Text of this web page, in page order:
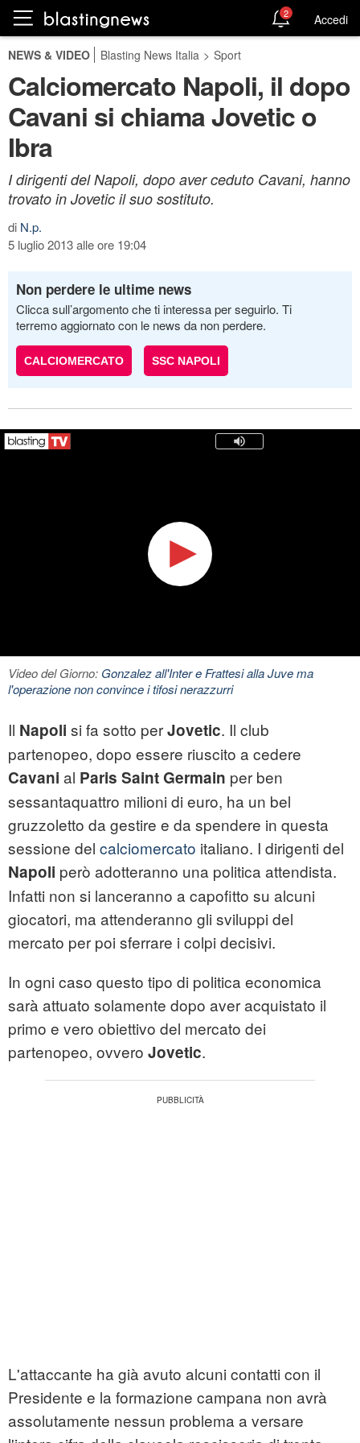
2 Accedi
NEWS & VIDEO Blasting News Italia > Sport
Calciomercato Napoli, il dopo
Cavani si chiama Jovetic o
Ibra
I dirigenti del Napoli, dopo aver ceduto Cavani, hanno
trovato in Jovetic il suo sostituto.
di N.p.
5 luglio 2013 alle ore 19:04
Non perdere le ultime news
Clicca sull’argomento che ti interessa per seguirlo. Ti
terremo aggiornato con le news da non perdere.
CALCIOMERCATO SSC NAPOLI
Video del Giorno: Gonzalez all'Inter e Frattesi alla Juve ma
l'operazione non convince i tifosi nerazzurri
Il Napoli si fa sotto perJovetic. Il club
partenopeo, dopo essere riuscito a cedere
Cavani al Paris Saint Germain per ben
sessantaquattro milioni di euro, ha un bel
gruzzoletto da gestire e da spendere in questa
sessione del calciomercato italiano. I dirigenti del
Napoli però adotteranno una politica attendista.
Infatti non si lanceranno a capofitto su alcuni
giocatori, ma attenderanno gli sviluppi del
mercato per poi sferrare i colpi decisivi.
In ogni caso questo tipo di politica economica
sarà attuato solamente dopo aver acquistato il
primo e vero obiettivo del mercato dei
partenopeo, ovvero Jovetic.
L'attaccante ha già avuto alcuni contatti con il
Presidente e la formazione campana non avrà
assolutamente nessun problema a versare